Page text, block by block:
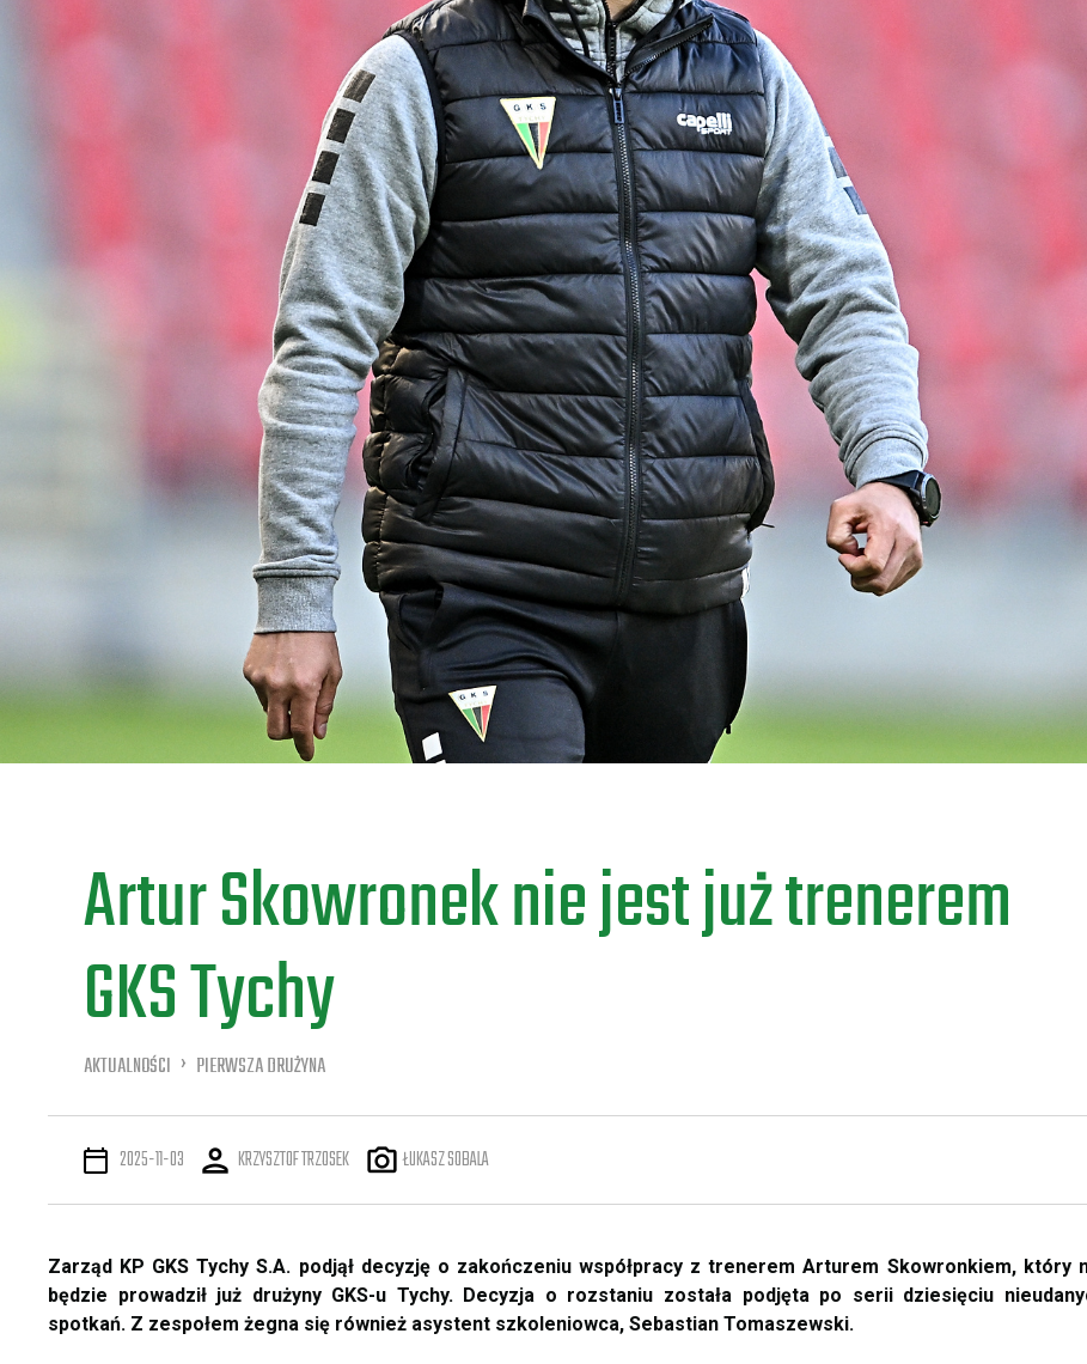
Artur Skowronek nie jest już trenerem
GKS Tychy
AKTUALNOŚCI PIERWSZA DRUŻYNA
2025-11-03 KRZYSZTOF TRZOSEK ŁUKASZ SOBALA
Zarząd KP GKS Tychy S.A. podjął decyzję o zakończeniu współpracy z trenerem Arturem Skowronkiem, który
będzie prowadził już drużyny GKS-u Tychy. Decyzja o rozstaniu została podjęta po serii dziesięciu
spotkań. Z zespołem żegna się również asystent szkoleniowca, Sebastian Tomaszewski.